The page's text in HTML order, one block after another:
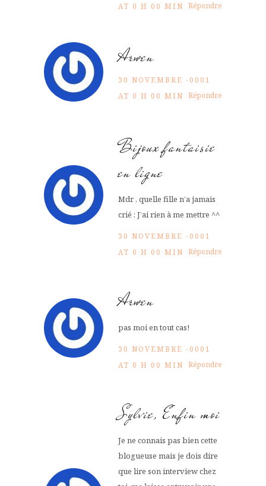
AT 0 H 00 MIN Répondre
Arwen
30 NOVEMBRE -0001
AT 0 H 00 MIN Répondre
Bijoux fantaisie
en ligne
Mdr , quelle fille n’a jamais
crié : J’ai rien à me mettre ^^
30 NOVEMBRE -0001
AT 0 H 00 MIN Répondre
Arwen
pas moi en tout cas!
30 NOVEMBRE -0001
AT 0 H 00 MIN Répondre
Sylvie, Enfin moi
Je ne connais pas bien cette
blogueuse mais je dois dire
que lire son interview chez